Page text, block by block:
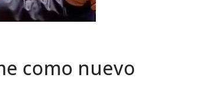
como nuevo